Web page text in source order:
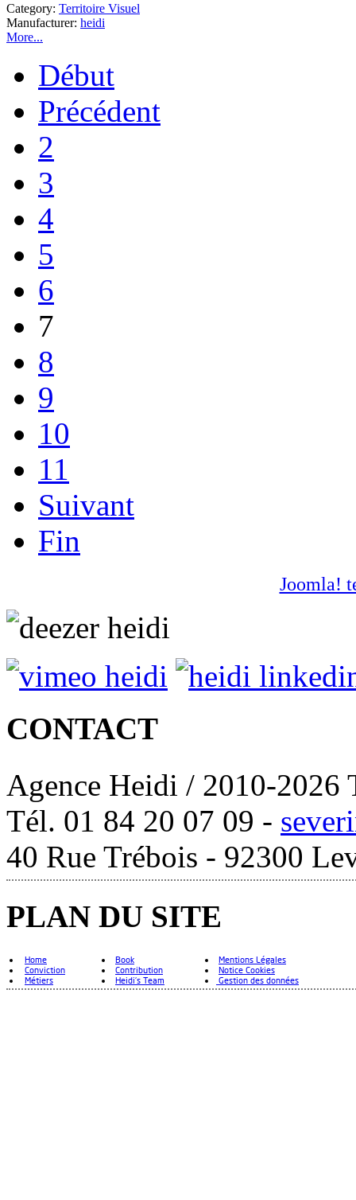
Category: Territoire Visuel
Manufacturer: heidi
More...
Début
Précédent
2
3
4
5
6
7
8
9
10
11
Suivant
Fin
Joomla!
CONTACT
Agence Heidi / 2010-2026
Tél. 01 84 20 07 09 -
40 Rue Trébois - 92300
PLAN DU SITE
Home
Conviction
Métiers
Book
Contribution
Heidi's Team
Mentions Légales
Notice Cookies
Gestion des données